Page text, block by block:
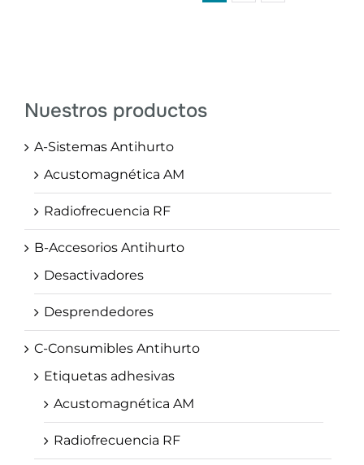
Nuestros productos
A-Sistemas Antihurto
Acustomagnética AM
Radiofrecuencia RF
B-Accesorios Antihurto
Desactivadores
Desprendedores
C-Consumibles Antihurto
Etiquetas adhesivas
Acustomagnética AM
Radiofrecuencia RF